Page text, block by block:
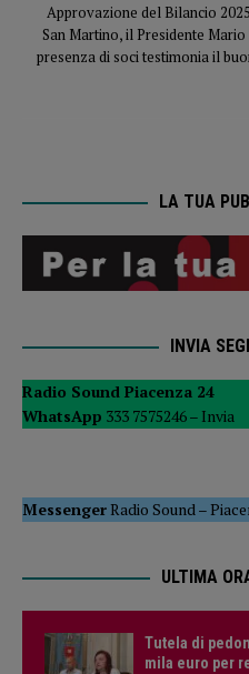
Approvazione del Bilancio
San Martino, il Presidente
presenza di soci testimonia il
LA TUA
INVIA
Radio Sound Piacenza 24
WhatsApp 333 7575246 – Invia
MessengerRadio Sound–
ULTIMA
Tutela di
mila euro per